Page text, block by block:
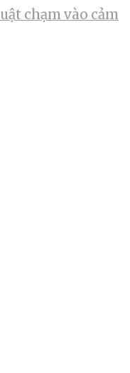
chạm vào cảm